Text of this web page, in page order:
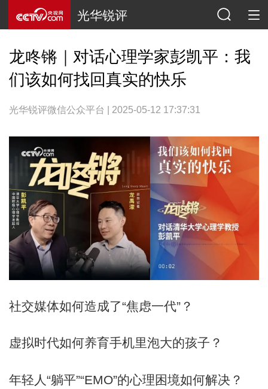
光华锐评
龙咚锵｜对话心理学家彭凯平：我
们该如何找回真实的快乐
光华锐评微信公众平台 | 2025-05-12 17:37:31
社交媒体如何造成了“焦虑一代”？
虚拟时代如何养育手机里泡大的孩子？
年轻人“躺平”“EMO”的心理困境如何解决？